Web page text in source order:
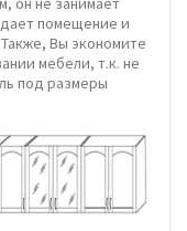
помещение и
Вы экономите
мебели, т.к. не
под размеры